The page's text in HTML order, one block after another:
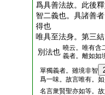
爲具善法故。此後
智二義也。具諸善
得也
唯具至法身。第三
別法也 曉云。唯有含
義者。離如如
單獨義者。雖境非智
爲一味。故言唯有。
名言衆賢聖亦如等。